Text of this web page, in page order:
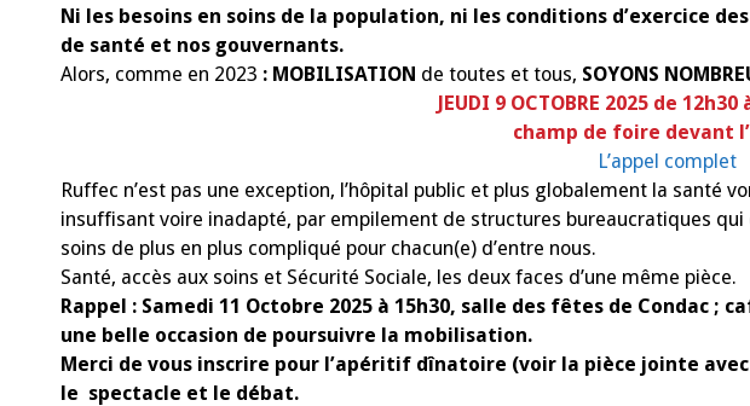
Ni les besoins en soins de la population, ni les conditions d’exercice
de santé et nos gouvernants.
Alors, comme en 2023 : MOBILISATION de toutes et tous, SOYONS
JEUDI 9 OCTOBRE 2025 de 12h30
champ de foire devant
L’appel complet
Ruffec n’est pas une exception, l’hôpital public et plus globalement la santé
insuffisant voire inadapté, par empilement de structures bureaucratiques
soins de plus en plus compliqué pour chacun(e) d’entre nous.
Santé, accès aux soins et Sécurité Sociale, les deux faces d’une même pièce.
Rappel : Samedi 11 Octobre 2025 à 15h30, salle des fêtes de Condac ;
une belle occasion de poursuivre la mobilisation.
Merci de vous inscrire pour l’apéritif dînatoire (voir la pièce jointe
le spectacle et le débat.